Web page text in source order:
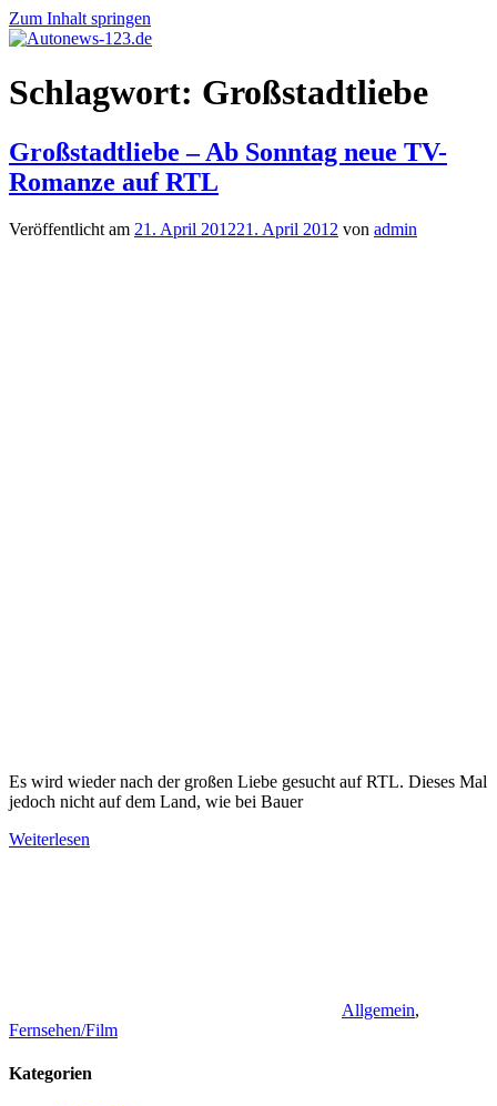
Zum Inhalt springen
Autonews-
123.de
Autonews
mit
Schlagwort: Großstadtliebe
Großstadtliebe – Ab Sonntag neue TV-
Romanze auf RTL
Veröffentlicht am 21. April 201221. April 2012 von admin
Es wird wieder nach der großen Liebe gesucht auf RTL. Dieses Mal
jedoch nicht auf dem Land, wie bei Bauer
Weiterlesen
Allgemein,
Fernsehen/Film
Kategorien